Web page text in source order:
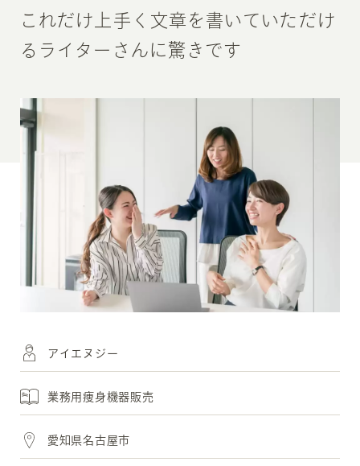
これだけ上手く文章を書いていただけ
るライターさんに驚きです
アイエヌジー
業務用痩身機器販売
愛知県名古屋市